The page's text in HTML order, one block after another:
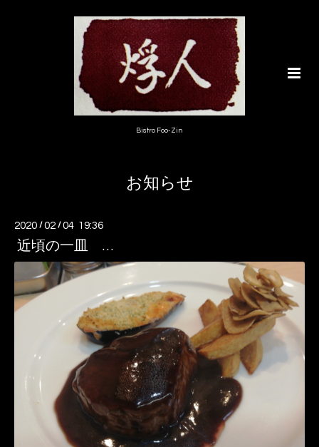
Bistro Foo-Zin
お知らせ
2020 /02 /04 19:36
近頃の一皿 …